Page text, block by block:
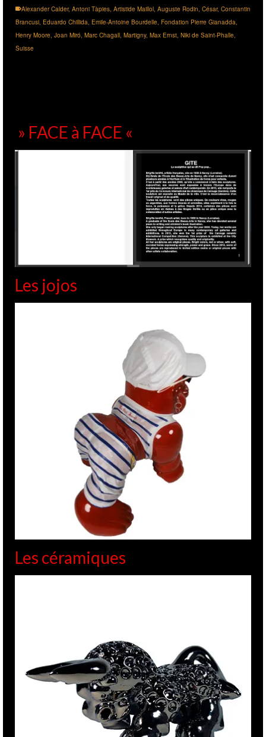
Alexander Calder, Antoni Tàpies, Artistide Maillol, Auguste Rodin, César, Constantin
Brancusi, Eduardo Chillida, Emile-Antoine Bourdelle, Fondation Pierre Gianadda,
Henry Moore, Joan Miró, Marc Chagall, Martigny, Max Ernst, Niki de Saint-Phalle,
Suisse
» FACE à FACE «
Les jojos
Les céramiques